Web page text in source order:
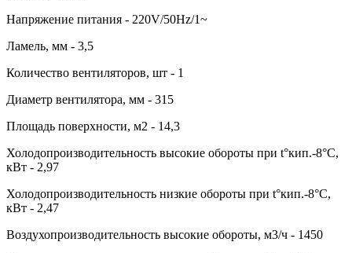
Напряжение питания - 220V/50Hz/1~
Ламель, мм - 3,5
Количество вентиляторов, шт - 1
Диаметр вентилятора, мм - 315
Площадь поверхности, м2 - 14,3
Холодопроизводительность высокие обороты при t°кип.-8°С,
кВт - 2,97
Холодопроизводительность низкие обороты при t°кип.-8°С,
кВт - 2,47
Воздухопроизводительность высокие обороты, м3/ч - 1450